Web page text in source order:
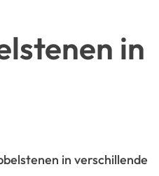
in
in verschillende